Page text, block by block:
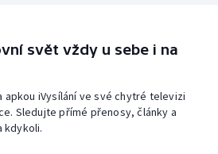
svět vždy u sebe i na
apkou iVysílání ve své chytré televizi
Sledujte přímé přenosy, články a
kdykoli.